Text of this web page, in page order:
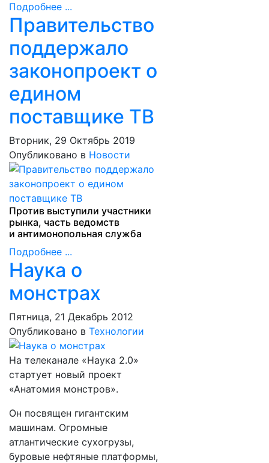
Подробнее ...
Правительство
поддержало
законопроект о
едином
поставщике ТВ
Вторник, 29 Октябрь 2019
Опубликовано в Новости
Против выступили участники
рынка, часть ведомств
и антимонопольная служба
Подробнее ...
Наука о
монстрах
Пятница, 21 Декабрь 2012
Опубликовано в Технологии
На телеканале «Наука 2.0»
стартует новый проект
«Анатомия монстров».
Он посвящен гигантским
машинам. Огромные
атлантические сухогрузы,
буровые нефтяные платформы,